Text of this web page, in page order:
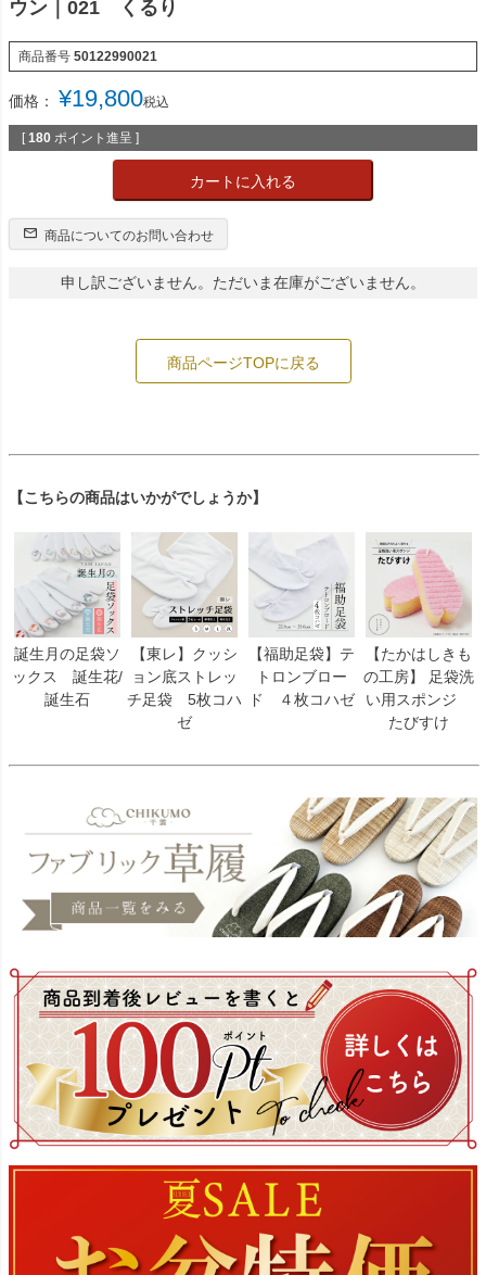
ウン｜021 くるり
商品番号 50122990021
価格： ¥19,800税込
[ 180 ポイント進呈 ]
カートに入れる
商品についてのお問い合わせ
申し訳ございません。ただいま在庫がございません。
商品ページTOPに戻る
【こちらの商品はいかがでしょうか】
誕生月の足袋ソ
ックス 誕生花/
誕生石
【東レ】クッシ
ョン底ストレッ
チ足袋 5枚コハ
ゼ
【福助足袋】テ
トロンブロー
ド ４枚コハゼ
【たかはしきも
の工房】 足袋洗
い用スポンジ
たびすけ